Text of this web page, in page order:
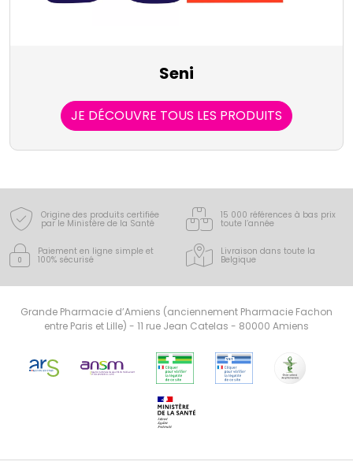
Seni
JE DÉCOUVRE TOUS LES PRODUITS
Origine des produits certifiée
par le Ministère de la Santé
15 000 références à bas prix
toute l’année
Paiement en ligne simple et
100% sécurisé
Livraison dans toute la
Belgique
Grande Pharmacie d’Amiens (anciennement Pharmacie Fachon
entre Paris et Lille) - 11 rue Jean Catelas - 80000 Amiens